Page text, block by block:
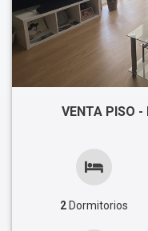
VENTA PISO
2Dormitorios